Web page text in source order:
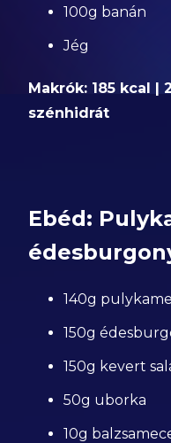
100g banán
Jég
Makrók: 185 kcal |
szénhidrát
Ebéd:
140g
150g
150g kevert
50g uborka
10g